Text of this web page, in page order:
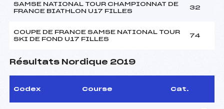
SAMSE NATIONAL TOUR CHAMPIONNAT DE
FRANCE BIATHLON U17 FILLES
32
COUPE DE FRANCE SAMSE NATIONAL TOUR
SKI DE FOND U17 FILLES
74
Résultats Nordique 2019
Codex Course Cat.